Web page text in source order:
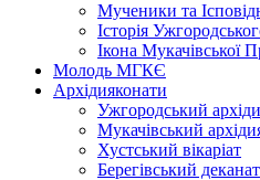
Мученики та
Історія
Ікона Мукачівської
Молодь МГКЄ
Архідияконати
Ужгородський
Мукачівський
Хустський вікаріат
Берегівський деканат